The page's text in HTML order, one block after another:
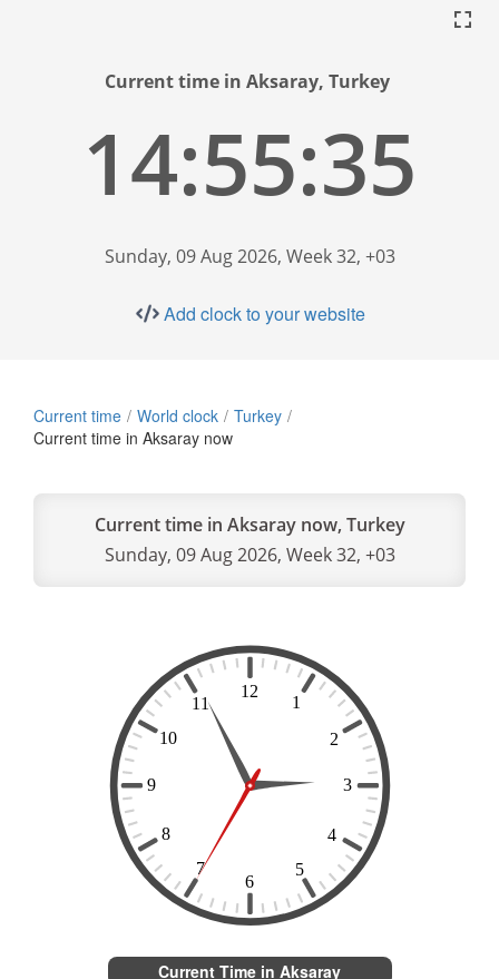
Current time in Aksaray, Turkey
14:55:36
Sunday, 09 Aug 2026, Week 32, +03
Add clock to your website
Current time World clock
Turkey
Current time in Aksaray now
Current time in Aksaray now, Turkey
Sunday, 09 Aug 2026, Week 32, +03
Current Time in Aksaray